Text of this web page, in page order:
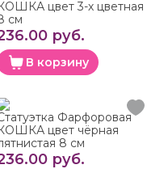
цвет 3-х цветная
см
руб.
В корзину
Фарфоровая
цвет чёрная
8 см
руб.